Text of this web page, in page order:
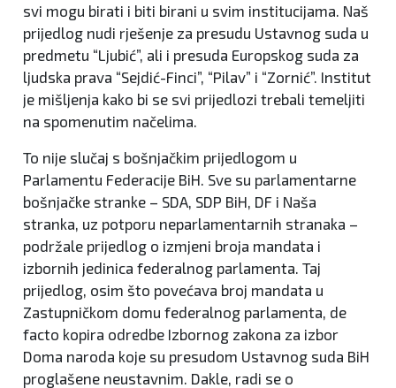
svi mogu birati i biti birani u svim institucijama. Naš
prijedlog nudi rješenje za presudu Ustavnog suda u
predmetu “Ljubić”, ali i presuda Europskog suda za
ljudska prava “Sejdić-Finci”, “Pilav” i “Zornić”. Institut
je mišljenja kako bi se svi prijedlozi trebali temeljiti
na spomenutim načelima.
To nije slučaj s bošnjačkim prijedlogom u
Parlamentu Federacije BiH. Sve su parlamentarne
bošnjačke stranke – SDA, SDP BiH, DF i Naša
stranka, uz potporu neparlamentarnih stranaka –
podržale prijedlog o izmjeni broja mandata i
izbornih jedinica federalnog parlamenta. Taj
prijedlog, osim što povećava broj mandata u
Zastupničkom domu federalnog parlamenta, de
facto kopira odredbe Izbornog zakona za izbor
Doma naroda koje su presudom Ustavnog suda BiH
proglašene neustavnim. Dakle, radi se o